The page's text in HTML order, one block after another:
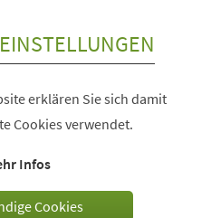
erklären Sie sich damit
Cookies verwendet.
Infos
Cookies